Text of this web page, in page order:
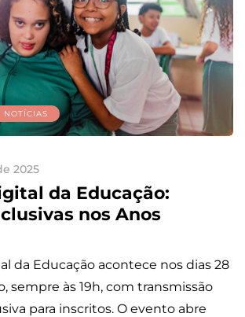
NOTÍCIAS
2025
da Educação:
nos Anos
da Educação acontece nos dias 28
sempre às 19h, com transmissão
para inscritos. O evento abre